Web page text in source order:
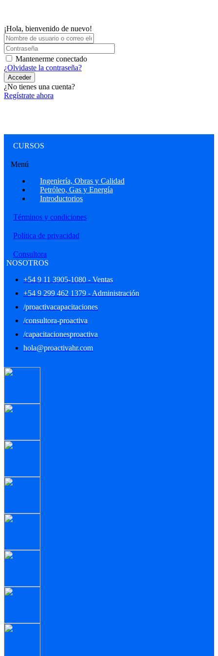
¡Hola, bienvenido de nuevo!
Mantenerme conectado
¿Olvidaste la contraseña?
Acceder
¿No tienes una cuenta?
Regístrate ahora
CURSOS
Menú
Ingeniería, Obras y Calidad
Petróleo, Gas y Energía
Introductorios
Términos y condiciones
Política de privacidad
Consultora
NOSOTROS
+54 9 11 3905-1080 - Ventas
+54 9 299 462 1379 - Administración
/proactivacapacitaciones
/consultora-proactiva
/capacitacionesproactiva
hola@proactivahr.com